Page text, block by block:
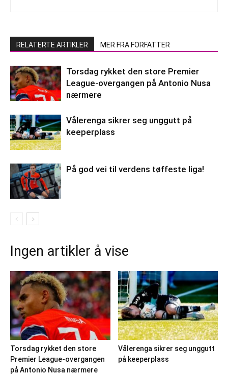
RELATERTE ARTIKLER MER FRA FORFATTER
Torsdag rykket den store Premier
League-overgangen på Antonio Nusa
nærmere
Vålerenga sikrer seg unggutt på
keeperplass
På god vei til verdens tøffeste liga!
Ingen artikler å vise
Torsdag rykket den store
Premier League-overgangen
på Antonio Nusa nærmere
Vålerenga sikrer seg unggutt
på keeperplass